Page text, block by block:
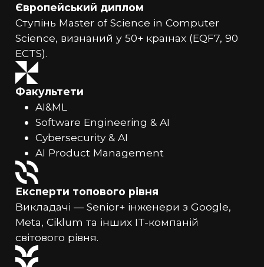
Європейський диплом
Ступінь Master of Science in Computer
Science, визнаний у 50+ країнах (EQF7, 90
ECTS).
Факультети
AI&ML
Software Engineering & AI
Cybersecurity & AI
AI Product Management
Експерти топового рівня
Викладачі — Senior+ інженери з Google,
Meta, Ciklum та інших IT-компаній
світового рівня.